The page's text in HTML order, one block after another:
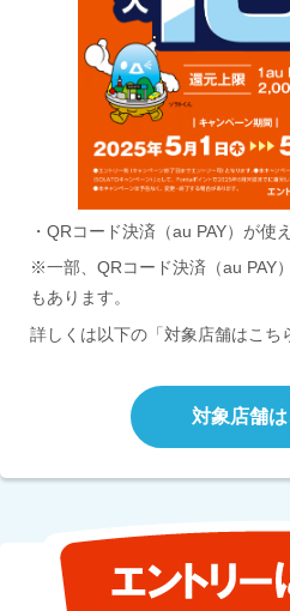
・QRコード決済（au PAY）が使
※一部、QRコード決済（au PAY
もあります。
詳しくは以下の「対象店舗はこち
対象店舗